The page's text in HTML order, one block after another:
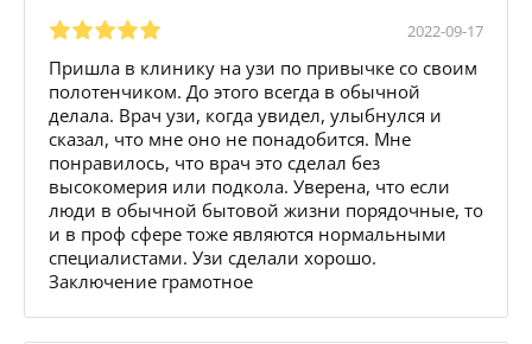
2022-09-17
Пришла в клинику на узи по привычке со своим
полотенчиком. До этого всегда в обычной
делала. Врач узи, когда увидел, улыбнулся и
сказал, что мне оно не понадобится. Мне
понравилось, что врач это сделал без
высокомерия или подкола. Уверена, что если
люди в обычной бытовой жизни порядочные, то
и в проф сфере тоже являются нормальными
специалистами. Узи сделали хорошо.
Заключение грамотное